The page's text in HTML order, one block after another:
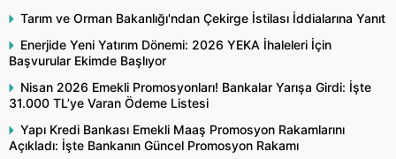
Tarım ve Orman Bakanlığı'ndan Çekirge İstilası İddialarına Yanıt
Enerjide Yeni Yatırım Dönemi: 2026 YEKA İhaleleri İçin
Başvurular Ekimde Başlıyor
Nisan 2026 Emekli Promosyonları! Bankalar Yarışa Girdi: İşte
31.000 TL’ye Varan Ödeme Listesi
Yapı Kredi Bankası Emekli Maaş Promosyon Rakamlarını
Açıkladı: İşte Bankanın Güncel Promosyon Rakamı